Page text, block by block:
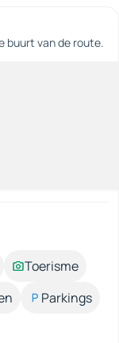
buurt van de route.
Toerisme
Parkings